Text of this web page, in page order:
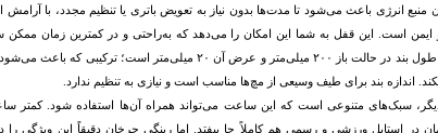
منبع انرژی باعث می‌شود تا مدت‌ها بدون نیاز به تعویض باتری یا تنظیم مجدد، با
ایمن است. این قفل به شما این امکان را می‌دهد که به‌راحتی و در کمترین زمان ممکن
ناخواسته باشید. طول بند در حالت باز ۲۰۰ میلی‌متر و عرض
نکند. اندازه بند برای طیف وسیعی از مچ‌ها مناسب است و نیازی به تنظیم ندارد.
دیگر، سبک‌های متنوعی است که این ساعت می‌تواند همراه آن‌ها استفاده شود. کمتر
در استایل ورزشی و رسمی هم کاملاً جا بیفتد. اما رینگی چرخان دقیقاً این ویژگی را